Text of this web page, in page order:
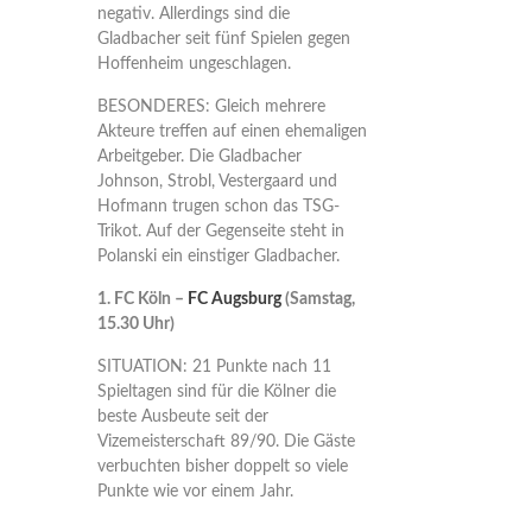
negativ. Allerdings sind die
Gladbacher seit fünf Spielen gegen
Hoffenheim ungeschlagen.
BESONDERES: Gleich mehrere
Akteure treffen auf einen ehemaligen
Arbeitgeber. Die Gladbacher
Johnson, Strobl, Vestergaard und
Hofmann trugen schon das TSG-
Trikot. Auf der Gegenseite steht in
Polanski ein einstiger Gladbacher.
1. FC Köln – FC Augsburg(Samstag,
15.30 Uhr)
SITUATION: 21 Punkte nach 11
Spieltagen sind für die Kölner die
beste Ausbeute seit der
Vizemeisterschaft 89/90. Die Gäste
verbuchten bisher doppelt so viele
Punkte wie vor einem Jahr.